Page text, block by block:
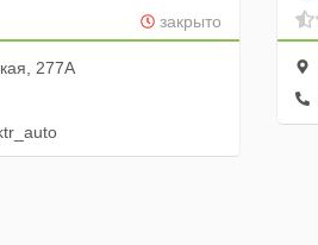
Спектр-закрыто
277А